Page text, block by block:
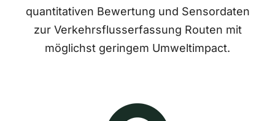
quantitativen Bewertung und Sensordaten
zur Verkehrsflusserfassung Routen mit
möglichst geringem Umweltimpact.